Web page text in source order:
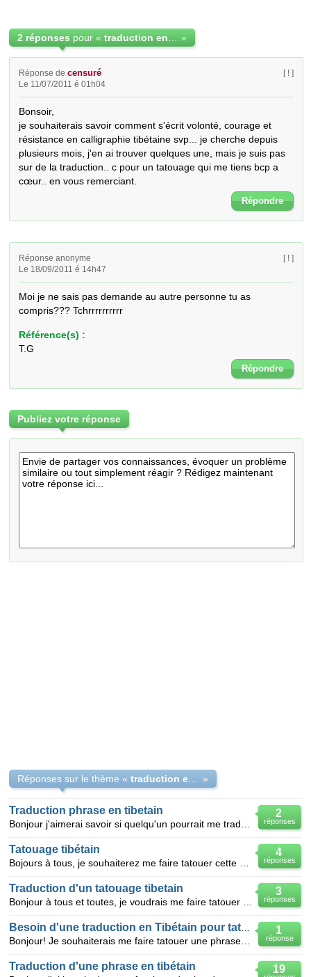
2 réponses pour « »
Réponse decensuré
Le 11/07/2011 é 01h04
[ ! ]
Bonsoir,
je souhaiterais savoir comment s'écrit volonté, courage et
résistance en calligraphie tibétaine svp... je cherche depuis
plusieurs mois, j'en ai trouver quelques une, mais je suis pas
sur de la traduction.. c pour un tatouage qui me tiens bcp a
cœur.. en vous remerciant.
Répondre
Réponse anonyme
Le 18/09/2011 é 14h47
[ ! ]
Moi je ne sais pas demande au autre personne tu as
compris??? Tchrrrrrrrrrr
Référence(s) :
T.G
Répondre
Publiez votre réponse
Réponses sur le thème « »
2
réponses
Traduction phrase en tibetain
4
réponses
Tatouage tibétain
3
réponses
Traduction d'un tatouage tibetain
1
réponse
19
Traduction d'une phrase en tibétain